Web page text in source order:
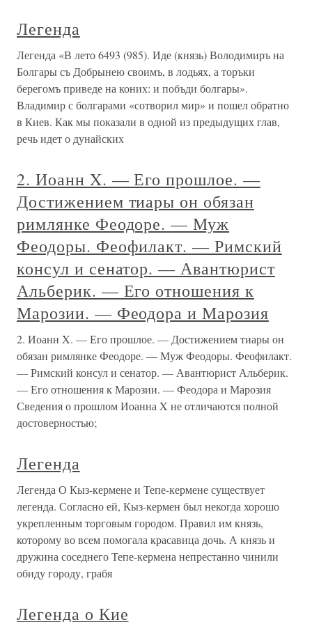
Легенда
Легенда «В лето 6493 (985). Иде (князь) Володимиръ на
Болгары съ Добрынею своимъ, в лодьях, а торъки
берегомъ приведе на коних: и побъди болгары».
Владимир с болгарами «сотворил мир» и пошел обратно
в Киев. Как мы показали в одной из предыдущих глав,
речь идет о дунайских
2. Иоанн X. — Его прошлое. —
Достижением тиары он обязан
римлянке Феодоре. — Муж
Феодоры. Феофилакт. — Римский
консул и сенатор. — Авантюрист
Альберик. — Его отношения к
Марозии. — Феодора и Марозия
2. Иоанн X. — Его прошлое. — Достижением тиары он
обязан римлянке Феодоре. — Муж Феодоры. Феофилакт.
— Римский консул и сенатор. — Авантюрист Альберик.
— Его отношения к Марозии. — Феодора и Марозия
Сведения о прошлом Иоанна X не отличаются полной
достоверностью;
Легенда
Легенда О Кыз-кермене и Тепе-кермене существует
легенда. Согласно ей, Кыз-кермен был некогда хорошо
укрепленным торговым городом. Правил им князь,
которому во всем помогала красавица дочь. А князь и
дружина соседнего Тепе-кермена непрестанно чинили
обиду городу, грабя
Легенда о Кие